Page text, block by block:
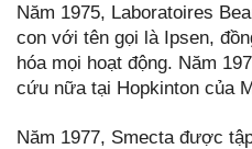
Năm 1975, Laboratoires
con với tên gọi là Ipsen,
hóa mọi hoạt động. Năm
cứu nữa tại Hopkinton của
Năm 1977, Smecta được